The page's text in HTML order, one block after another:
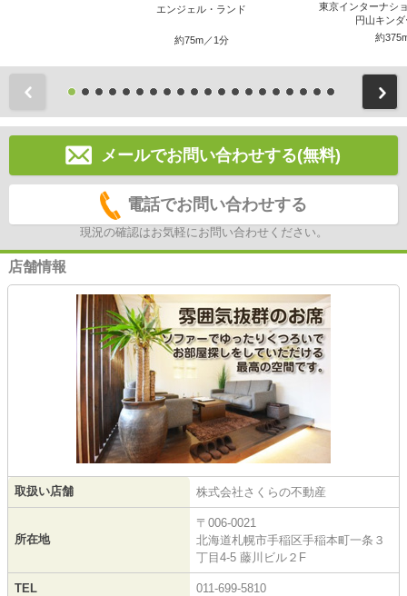
エンジェル・ランド
約75m／1分
東京インターナシ
円山キン
約
メールでお問い合わせする(無料)
電話でお問い合わせする
現況の確認はお気軽にお問い合わせください。
店舗情報
取扱い店舗 株式会社さくらの不動産
所在地
〒006-0021
北海道札幌市手稲区手稲本町一条３
丁目4-5 藤川ビル２F
TEL 011-699-5810